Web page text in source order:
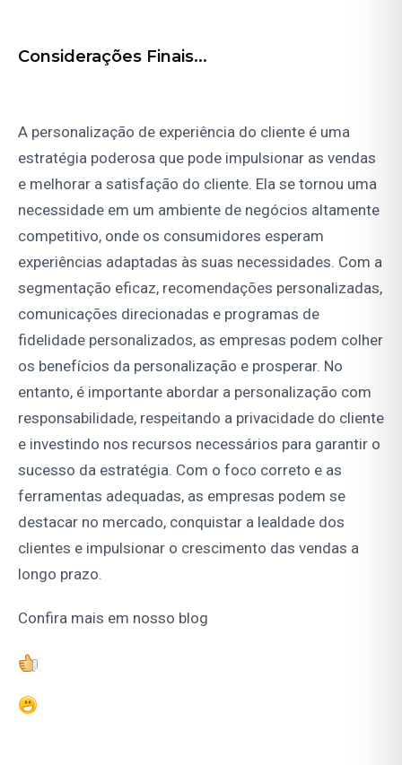
Considerações Finais...
A personalização de experiência do cliente é uma
estratégia poderosa que pode impulsionar as vendas
e melhorar a satisfação do cliente. Ela se tornou uma
necessidade em um ambiente de negócios altamente
competitivo, onde os consumidores esperam
experiências adaptadas às suas necessidades. Com a
segmentação eficaz, recomendações personalizadas,
comunicações direcionadas e programas de
fidelidade personalizados, as empresas podem colher
os benefícios da personalização e prosperar. No
entanto, é importante abordar a personalização com
responsabilidade, respeitando a privacidade do cliente
e investindo nos recursos necessários para garantir o
sucesso da estratégia. Com o foco correto e as
ferramentas adequadas, as empresas podem se
destacar no mercado, conquistar a lealdade dos
clientes e impulsionar o crescimento das vendas a
longo prazo.
Confira mais em nosso blog